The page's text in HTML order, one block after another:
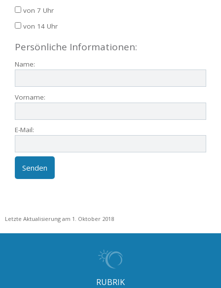
von 7 Uhr
von 14 Uhr
Persönliche Informationen:
Name:
Vorname:
E-Mail:
Letzte Aktualisierung am 1. Oktober 2018
RUBRIK